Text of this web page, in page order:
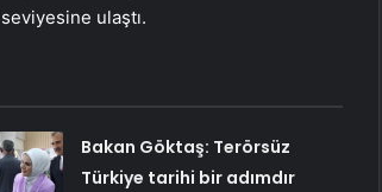
ulaştı.
Bakan Göktaş: Terörsüz
Türkiye tarihi bir adımdır